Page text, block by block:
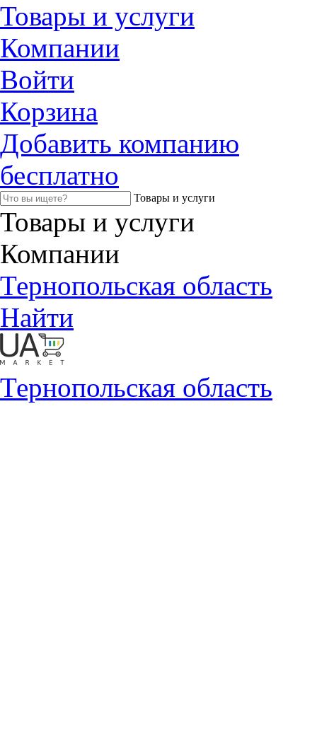
Товары и услуги
Компании
Войти
Корзина
Добавить компанию
бесплатно
Товары и услуги
Товары и услуги
Компании
Тернопольская область
Найти
Тернопольская область